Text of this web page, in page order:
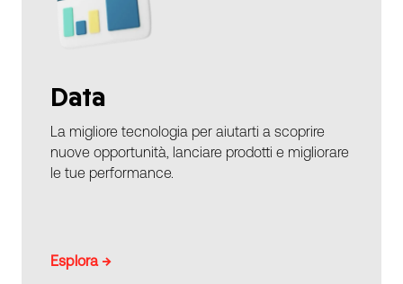
Data
La migliore tecnologia per aiutarti a scoprire
nuove opportunità, lanciare prodotti e migliorare
le tue performance.
Esplora →